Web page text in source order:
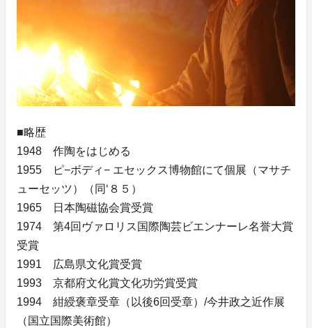
■略歴
1948 作陶をはじめる
1955 ピ−ボディ− エセックス博物館にて個展（マサチ
ューセッツ）（同‘８５）
1965 日本陶磁協会賞受賞
1974 第4回ヴァロリス国際陶芸ビエンナーレ名誉大賞
受賞
1991 広島県文化賞受賞
1993 京都府文化賞文化功労賞受賞
1994 紺綬褒章受章（以後6回受章）/今井政之近作展
（国立国際美術館）